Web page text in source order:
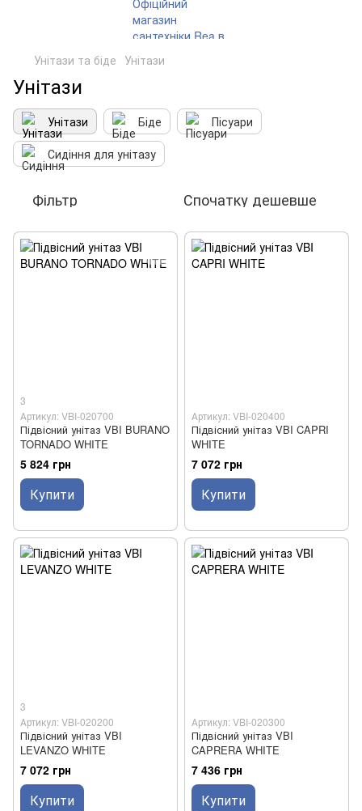
Унітази та біде Унітази
Унітази
Унітази Біде
Пісуари
Сидіння для унітазу
Фільтр Спочатку дешевше
3
Артикул: VBI-020700
Підвісний унітаз VBI BURANO
TORNADO WHITE
5 824 грн
Купити
Артикул: VBI-020400
Підвісний унітаз VBI CAPRI
WHITE
7 072 грн
Купити
3
Артикул: VBI-020200
Підвісний унітаз VBI
LEVANZO WHITE
7 072 грн
Купити
Артикул: VBI-020300
Підвісний унітаз VBI
CAPRERA WHITE
7 436 грн
Купити